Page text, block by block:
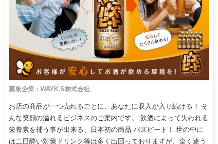
募集企業：WAYK.S株式会社
お店の商品が一つ売れるごとに、あなたに収入が入り続ける！ そ
んな笑顔の溢れるビジネスのご案内です。 飲酒によって失われる
栄養素を補う事が出来る、日本初の商品 バズビート！ 世の中に
は二日酔い対策ドリンク等は多く出回っておりますが、全く違う